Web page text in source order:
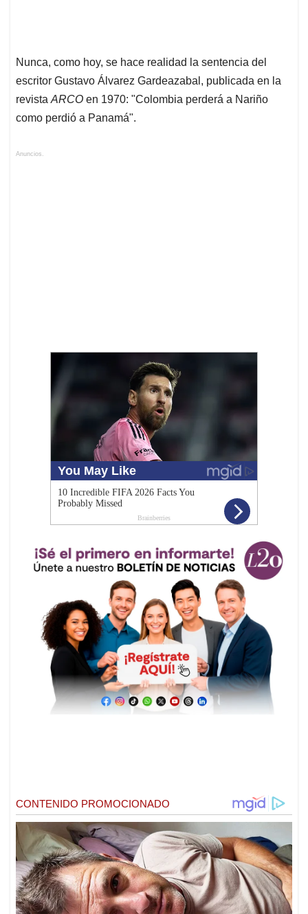
Nunca, como hoy, se hace realidad la sentencia del
escritor Gustavo Álvarez Gardeazabal, publicada en la
revista ARCO en 1970: "Colombia perderá a Nariño
como perdió a Panamá".
Anuncios.